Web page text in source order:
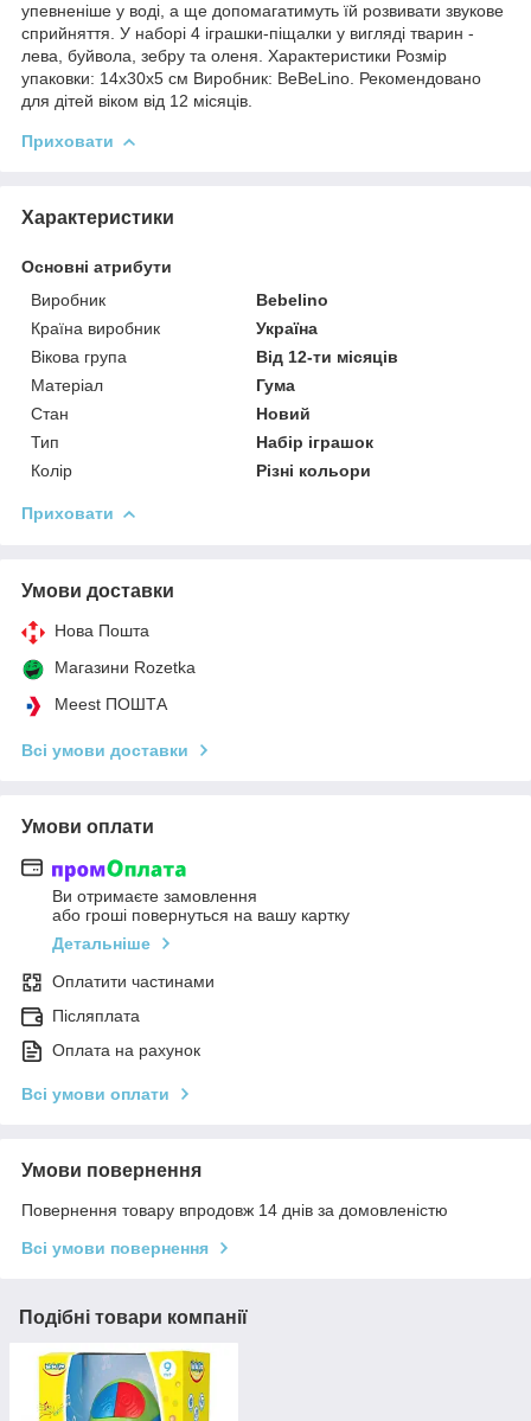
упевненіше у воді, а ще допомагатимуть їй розвивати звукове
сприйняття. У наборі 4 іграшки-піщалки у вигляді тварин -
лева, буйвола, зебру та оленя. Характеристики Розмір
упаковки: 14х30х5 см Виробник: BeBeLino. Рекомендовано
для дітей віком від 12 місяців.
Приховати
Характеристики
Основні атрибути
Виробник
Bebelino
Країна виробник
Україна
Вікова група
Від 12-ти місяців
Матеріал
Гума
Стан
Новий
Тип
Набір іграшок
Колір
Різні кольори
Приховати
Умови доставки
Нова Пошта
Магазини Rozetka
Meest ПОШТА
Всі умови доставки
Умови оплати
Ви отримаєте замовлення
або гроші повернуться на вашу картку
Детальніше
Оплатити частинами
Післяплата
Оплата на рахунок
Всі умови оплати
Умови повернення
Повернення товару впродовж 14 днів за домовленістю
Всі умови повернення
Подібні товари компанії